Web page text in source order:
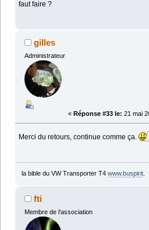
faut faire ?
gilles
Administrateur
« Réponse #33 le: 21 mai
Merci du retours, continue comme ça.
la bible du VW Transporter T4 www.buspirit.
fti
Membre de l'association